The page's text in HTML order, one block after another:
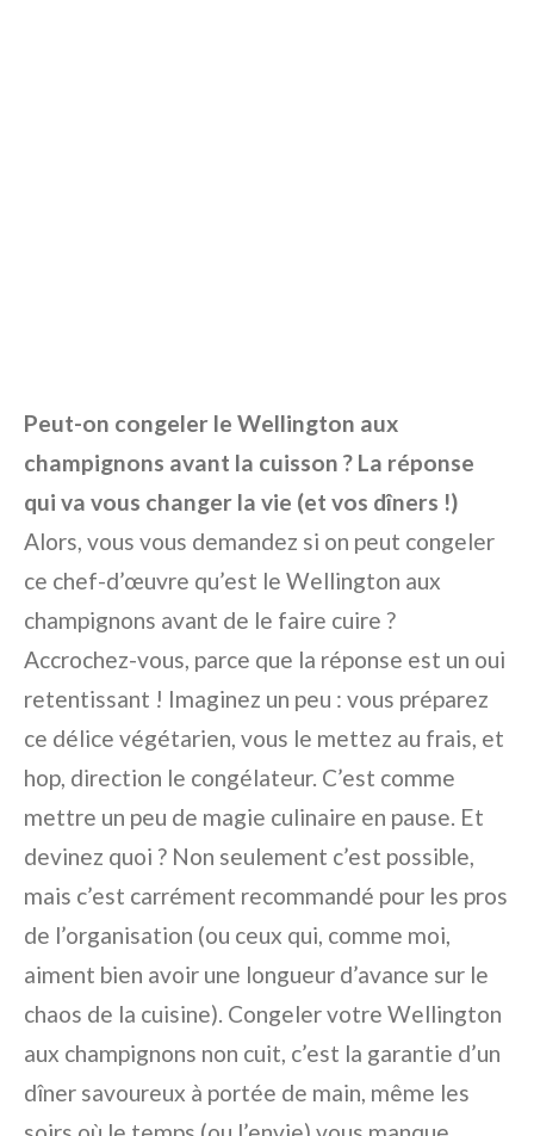
Peut-on congeler le Wellington aux
champignons avant la cuisson ? La réponse
qui va vous changer la vie (et vos dîners !)
Alors, vous vous demandez si on peut congeler
ce chef-d’œuvre qu’est le Wellington aux
champignons avant de le faire cuire ?
Accrochez-vous, parce que la réponse est un oui
retentissant ! Imaginez un peu : vous préparez
ce délice végétarien, vous le mettez au frais, et
hop, direction le congélateur. C’est comme
mettre un peu de magie culinaire en pause. Et
devinez quoi ? Non seulement c’est possible,
mais c’est carrément recommandé pour les pros
de l’organisation (ou ceux qui, comme moi,
aiment bien avoir une longueur d’avance sur le
chaos de la cuisine). Congeler votre Wellington
aux champignons non cuit, c’est la garantie d’un
dîner savoureux à portée de main, même les